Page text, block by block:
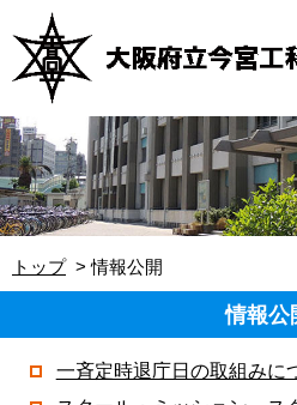
トップ 情報公開
情報公
一斉定時退庁日の取組みに